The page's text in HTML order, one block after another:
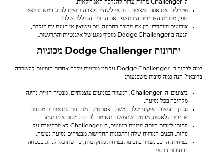
ה-Challenger מהווה עדות להנדסה האמריקאית.
מטיילים: אם אתם נמצאים בדובאי לשהייה קצרה ורוצים לנהוג במשהו יוצא
דופן, מכונית השרירים הזו תשפר את החוויה הכוללת שלכם.
אירועים מיוחדים: בין אם מדובר בחתונה, יום נישואין או חגיגת יום הולדת,
הגעה ב Dodge Challenger מוסיף מגע של אלגנטיות והתרגשות.
יתרונותDodge Challenger מכוניות
למה לבחור ב- Dodge Challenger על פני מכוניות יוקרה אחרות הזמינות להשכרה
בדובאי? הנה כמה סיבות משכנעות:
ביצועים: ה-Challenger, המצויד במנועים עוצמתיים, מבטיח חוויית נהיגה
מלהיבה בכל נסיעה.
סגנון: העיצוב האיקוני שלו, המשלב אסתטיקה מודרנית עם אווירת מכונית
שרירית קלאסית, מבטיח שתמשוך תשומת לב בכל מקום אליו תגיע.
נוחות: למרות היותה מכונית ביצועים, ה-Challenger לא מתפשרת על
נוחות. הפנים המרווח שלה והתכונות החדישות מבטיחים נסיעה נעימה.
בטיחות: הרכב מצויד בתכונות בטיחות מתקדמות, כך שתוכלו לנהוג בבטחה
ברחובות דובאי.